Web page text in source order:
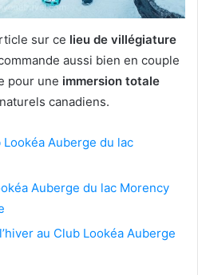
sur ce lieu de villégiature
aussi bien en couple
pour une immersion totale
naturels canadiens.
Auberge du lac
Auberge du lac Morency
au Club Lookéa Auberge